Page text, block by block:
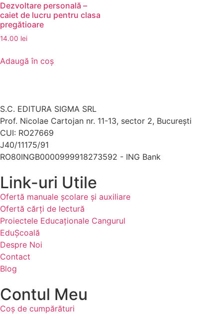
Dezvoltare personală –
caiet de lucru pentru clasa
pregătioare
14.00 lei
Adaugă în coș
S.C. EDITURA SIGMA SRL
Prof. Nicolae Cartojan nr. 11-13, sector 2, București
CUI: RO27669
J40/11175/91
RO80INGB0000999918273592 - ING Bank
Link-uri Utile
Ofertă manuale şcolare şi auxiliare
Ofertă cărți de lectură
Proiectele Educaţionale Cangurul
EduȘcoală
Despre Noi
Contact
Blog
Contul Meu
Coș de cumpărături